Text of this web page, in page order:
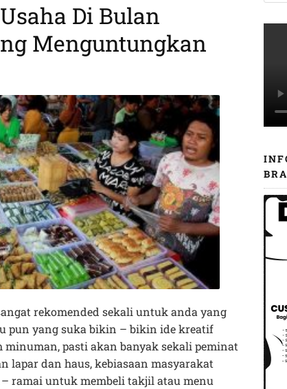
Di Bulan
Menguntungkan
rekomended sekali untuk anda yang
pun yang suka bikin – bikin ide kreatif
minuman, pasti akan banyak sekali peminat
lapar dan haus, kebiasaan masyarakat
ramai untuk membeli takjil atau menu